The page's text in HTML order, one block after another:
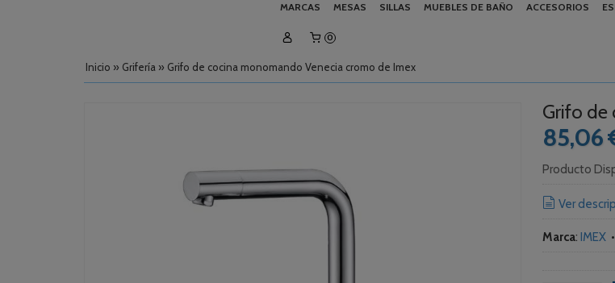
MARCAS MESAS SILLAS MUEBLES DE BAÑO ACCESORIOS
0
Inicio » Grifería » Grifo de cocina monomando Venecia cromo de Imex
Grifo de
85,06
Producto
Ver
Marca: IMEX •